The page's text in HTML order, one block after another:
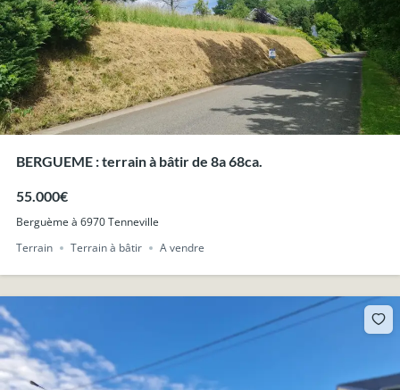
BERGUEME : terrain à bâtir de 8a 68ca.
55.000€
Berguème à 6970 Tenneville
Terrain
Terrain à bâtir A vendre